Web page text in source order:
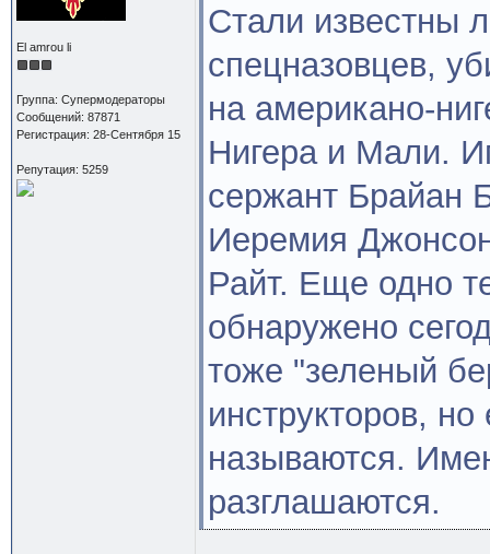
El amrou li
Группа: Супермодераторы
Сообщений: 87871
Регистрация: 28-Сентября 15
Репутация: 5259
Стали известны
спецназовцев,
на американо-
Нигера и Мали.
сержант Брайан
Иеремия
Райт. Еще одно
обнаружено
тоже "зеленый
инструкторов,
называются.
разглашаются.